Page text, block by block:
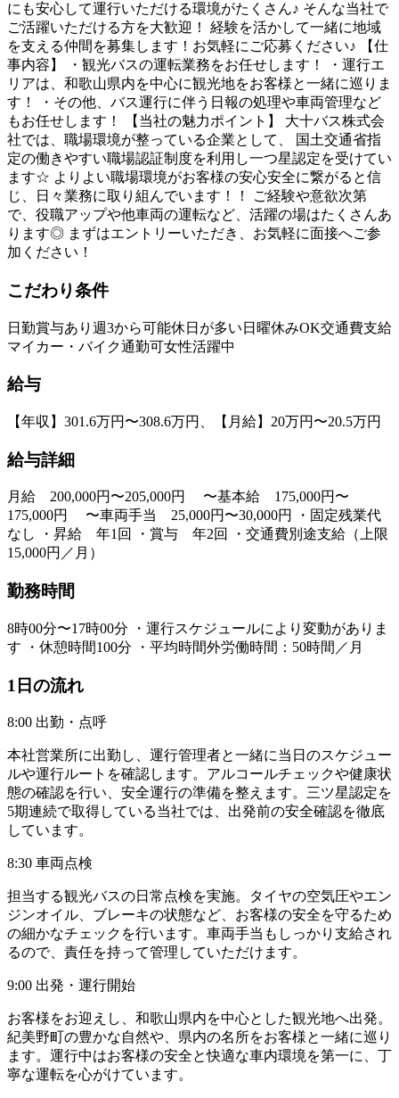
にも安心して運行いただける環境がたくさん♪ そんな当社で
ご活躍いただける方を大歓迎！ 経験を活かして一緒に地域
を支える仲間を募集します！お気軽にご応募ください♪ 【仕
事内容】 ・観光バスの運転業務をお任せします！ ・運行エ
リアは、和歌山県内を中心に観光地をお客様と一緒に巡りま
す！ ・その他、バス運行に伴う日報の処理や車両管理など
もお任せします！ 【当社の魅力ポイント】 大十バス株式会
社では、職場環境が整っている企業として、 国土交通省指
定の働きやすい職場認証制度を利用し一つ星認定を受けてい
ます☆ よりよい職場環境がお客様の安心安全に繋がると信
じ、日々業務に取り組んでいます！！ ご経験や意欲次第
で、役職アップや他車両の運転など、活躍の場はたくさんあ
ります◎ まずはエントリーいただき、お気軽に面接へご参
加ください！
こだわり条件
日勤賞与あり 週3から可能休日が多い 日曜休みOK交通費支給
マイカー・バイク通勤可女性活躍中
給与
【年収】301.6万円〜308.6万円、【月給】20万円〜20.5万円
給与詳細
月給 200,000円〜205,000円 〜基本給 175,000円〜
175,000円 〜車両手当 25,000円〜30,000円 ・固定残業代
なし ・昇給 年1回 ・賞与 年2回 ・交通費別途支給（上限
15,000円／月）
勤務時間
8時00分〜17時00分 ・運行スケジュールにより変動がありま
す ・休憩時間100分 ・平均時間外労働時間：50時間／月
1日の流れ
8:00 出勤・点呼
本社営業所に出勤し、運行管理者と一緒に当日のスケジュー
ルや運行ルートを確認します。アルコールチェックや健康状
態の確認を行い、安全運行の準備を整えます。三ツ星認定を
5期連続で取得している当社では、出発前の安全確認を徹底
しています。
8:30 車両点検
担当する観光バスの日常点検を実施。タイヤの空気圧やエン
ジンオイル、ブレーキの状態など、お客様の安全を守るため
の細かなチェックを行います。車両手当もしっかり支給され
るので、責任を持って管理していただけます。
9:00 出発・運行開始
お客様をお迎えし、和歌山県内を中心とした観光地へ出発。
紀美野町の豊かな自然や、県内の名所をお客様と一緒に巡り
ます。運行中はお客様の安全と快適な車内環境を第一に、丁
寧な運転を心がけています。